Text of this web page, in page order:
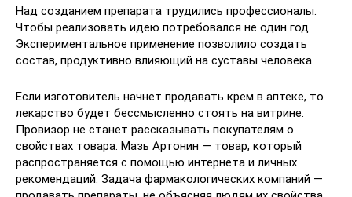
Над созданием препарата трудились профессионалы.
Чтобы реализовать идею потребовался не один год.
Экспериментальное применение позволило создать
состав, продуктивно влияющий на суставы человека.
Если изготовитель начнет продавать крем в аптеке, то
лекарство будет бессмысленно стоять на витрине.
Провизор не станет рассказывать покупателям о
свойствах товара. Мазь Артонин — товар, который
распространяется с помощью интернета и личных
рекомендаций. Задача фармакологических компаний —